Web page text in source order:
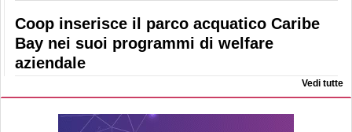
Coop inserisce il parco acquatico Caribe
Bay nei suoi programmi di welfare
aziendale
Vedi tutte